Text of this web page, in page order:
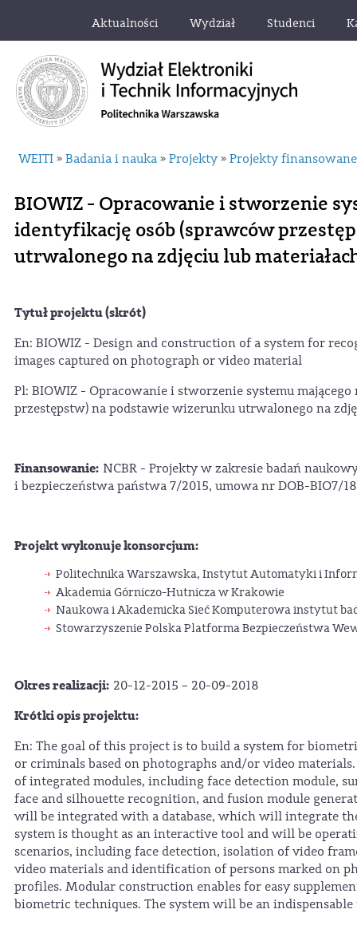
Aktualności Wydział Studenci
WEITI » Badania i nauka » Projekty » Projekty
BIOWIZ - Opracowanie i stworzenie
identyfikację osób (sprawców
utrwalonego na zdjęciu lub
Tytuł projektu (skrót)
En: BIOWIZ - Design and construction of a system for
images captured on photograph or video material
Pl: BIOWIZ - Opracowanie i stworzenie systemu
przestępstw) na podstawie wizerunku utrwalonego na
Finansowanie: NCBR - Projekty w zakresie badań
i bezpieczeństwa państwa 7/2015, umowa nr DOB-BIO7/
Projekt wykonuje konsorcjum:
Politechnika Warszawska, Instytut Automatyki i
Akademia Górniczo-Hutnicza w Krakowie
Naukowa i Akademicka Sieć Komputerowa instytut
Stowarzyszenie Polska Platforma Bezpieczeństwa
Okres realizacji: 20-12-2015 – 20-09-2018
Krótki opis projektu:
En: The goal of this project is to build a system for
or criminals based on photographs and/or video
of integrated modules, including face detection module,
face and silhouette recognition, and fusion module
will be integrated with a database, which will integrate
system is thought as an interactive tool and will be
scenarios, including face detection, isolation of video
video materials and identification of persons marked on
profiles. Modular construction enables for easy
biometric techniques. The system will be an